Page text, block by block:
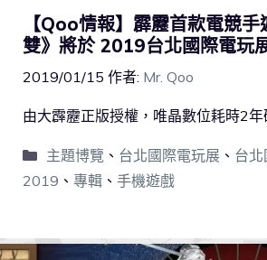
【Qoo情報】霹靂首款電競
雙》將於 2019台北國際電玩
2019/01/15 作者: Mr. Qoo
由大霹靂正版授權，唯晶數位耗時2年
主題博覽 、 台北國際電玩展、 台
2019 、 專輯 、 手機遊戲